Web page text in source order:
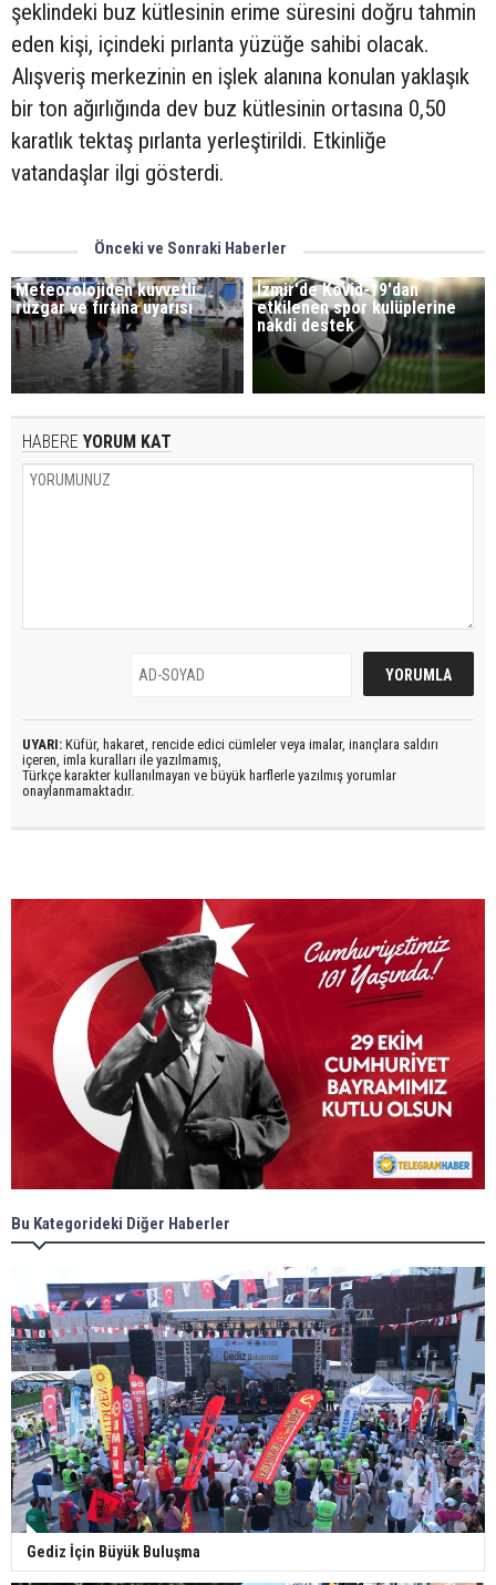
şeklindeki buz kütlesinin erime süresini doğru tahmin
eden kişi, içindeki pırlanta yüzüğe sahibi olacak.
Alışveriş merkezinin en işlek alanına konulan yaklaşık
bir ton ağırlığında dev buz kütlesinin ortasına 0,50
karatlık tektaş pırlanta yerleştirildi. Etkinliğe
vatandaşlar ilgi gösterdi.
Önceki ve Sonraki Haberler
Meteorolojiden kuvvetli
rüzgar ve fırtına uyarısı
İzmir'de Kovid-19'dan
etkilenen spor kulüplerine
nakdi destek
HABERE YORUM KAT
UYARI: Küfür, hakaret, rencide edici cümleler veya imalar, inançlara saldırı
içeren, imla kuralları ile yazılmamış,
Türkçe karakter kullanılmayan ve büyük harflerle yazılmış yorumlar
onaylanmamaktadır.
Bu Kategorideki Diğer Haberler
Gediz İçin Büyük Buluşma